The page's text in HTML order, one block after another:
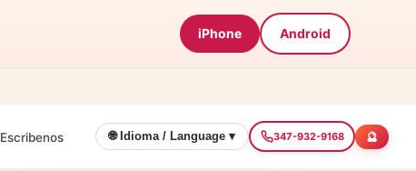
iPhone Android
Escribenos 🌐 Idioma / Language ▾ 347-932-9168 🔮